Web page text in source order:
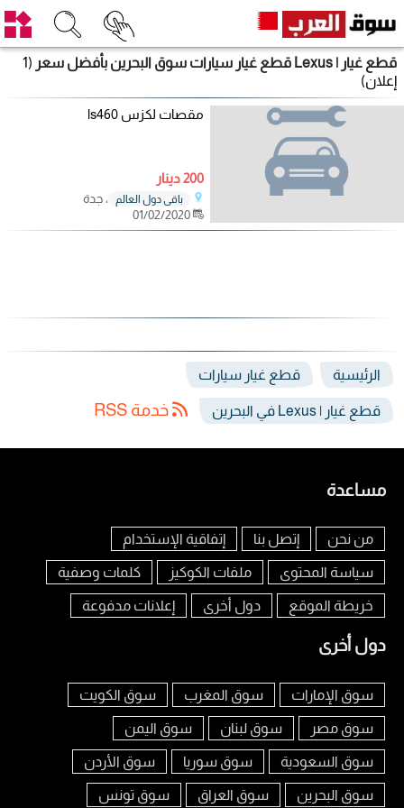
قطع غيار | Lexus قطع غيار سيارات سوق البحرين بأفضل سعر
(1
إعلان)
مقصات لكزس ls460
200 دينار
باقي دول العالم
، جدة
01/02/2020
الرئيسية قطع غيار سيارات
قطع غيار | Lexus في البحرين خدمة RSS
مساعدة
من نحن إتصل بنا إتفاقية الإستخدام
سياسة المحتوى ملفات الكوكيز كلمات وصفية
خريطة الموقع دول أخرى إعلانات مدفوعة
دول أخرى
سوق الإمارات سوق المغرب سوق الكويت
سوق مصر سوق لبنان سوق اليمن
سوق السعودية سوق سوريا سوق الأردن
سوق البحرين سوق العراق سوق تونس